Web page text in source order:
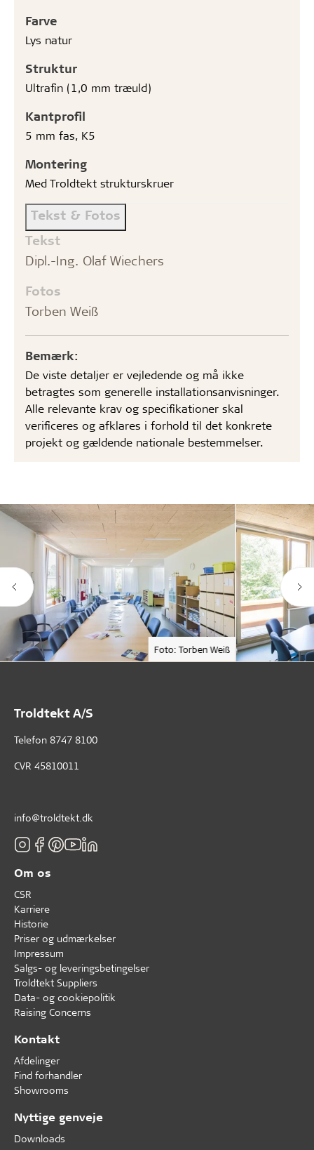
Farve
Lys natur
Struktur
Ultrafin (1,0 mm træuld)
Kantprofil
5 mm fas, K5
Montering
Med Troldtekt strukturskruer
Tekst & Fotos
Tekst
Dipl.-Ing. Olaf Wiechers
Fotos
Torben Weiß
Bemærk:
De viste detaljer er vejledende og må ikke
betragtes som generelle installationsanvisninger.
Alle relevante krav og specifikationer skal
verificeres og afklares i forhold til det konkrete
projekt og gældende nationale bestemmelser.
Foto: Torben Weiß
Troldtekt A/S
Telefon 8747 8100
CVR 45810011
info@troldtekt.dk
Om os
CSR
Karriere
Historie
Priser og udmærkelser
Impressum
Salgs- og leveringsbetingelser
Troldtekt Suppliers
Data- og cookiepolitik
Raising Concerns
Kontakt
Afdelinger
Find forhandler
Showrooms
Nyttige genveje
Downloads